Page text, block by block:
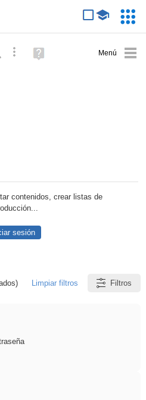
Búsqueda avanzada
Ayuda
(en
contenidos, crear listas de
sesión
Limpiar filtros Filtros